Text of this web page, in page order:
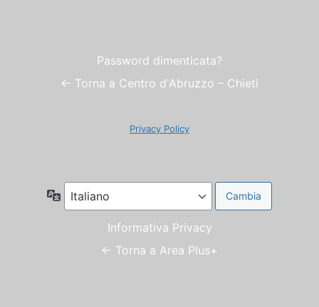
Password dimenticata?
← Torna a Centro d'Abruzzo – Chieti
Privacy Policy
Lingua
Informativa Privacy
← Torna a Area Plus+